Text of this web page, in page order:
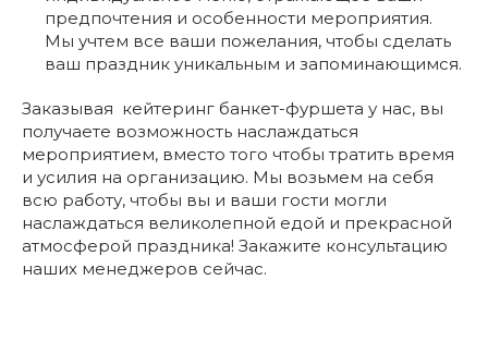
предпочтения и особенности мероприятия.
Мы учтем все ваши пожелания, чтобы сделать
ваш праздник уникальным и запоминающимся.
Заказывая кейтеринг банкет-фуршета у нас, вы
получаете возможность наслаждаться
мероприятием, вместо того чтобы тратить время
и усилия на организацию. Мы возьмем на себя
всю работу, чтобы вы и ваши гости могли
наслаждаться великолепной едой и прекрасной
атмосферой праздника! Закажите консультацию
наших менеджеров сейчас.